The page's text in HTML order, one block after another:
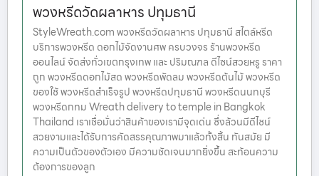
พวงหรีดวัดผลาหาร ปทุมธานี
StyleWreath.com พวงหรีดวัดผลาหาร ปทุมธานี สไตล์หรีด
บริการพวงหรีด ดอกไม้จัดงานศพ ครบวงจร ร้านพวงหรีด
ออนไลน์ จัดส่งทั่วเขตกรุงเทพ และ ปริมณฑล ดีไซน์สวยหรู ราคา
ถูก พวงหรีดดอกไม้สด พวงหรีดพัดลม พวงหรีดต้นไม้ พวงหรีด
ของใช้ พวงหรีดสำเร็จรูป พวงหรีดปทุมธานี พวงหรีดนนทบุรี
พวงหรีดกทม Wreath delivery to temple in Bangkok
Thailand เราเชื่อมั่นว่าสินค้าของเรามีจุดเด่น ซึ่งล้วนมีดีไซน์
สวยงามและได้รับการคัดสรรคุณภาพมาแล้วทั้งสิ้น ทันสมัย มี
ความเป็นตัวของตัวเอง มีความชัดเจนมากยิ่งขึ้น สะท้อนความ
ต้องการของลูก